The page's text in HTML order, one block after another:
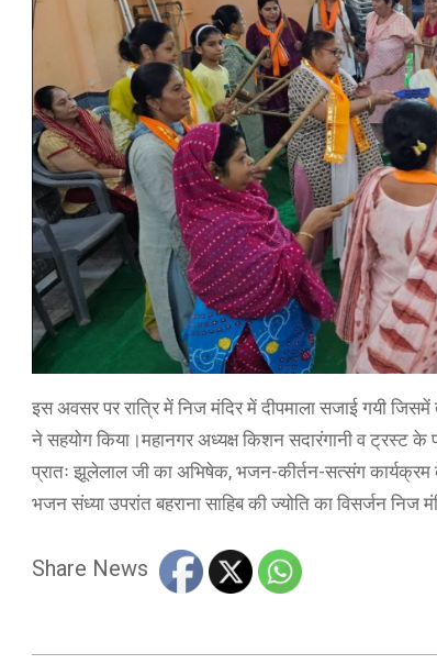
इस अवसर पर रात्रि में निज मंदिर में दीपमाला सजाई गयी जिसमें
ने सहयोग किया।महानगर अध्यक्ष किशन सदारंगानी व
प्रातः झूलेलाल जी का अभिषेक, भजन-कीर्तन-सत्संग
भजन संध्या उपरांत बहराना साहिब की ज्योति का विसर्जन
Share News